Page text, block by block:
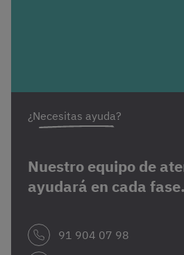
¿Necesitas ayuda?
Nuestro equipo de
ayudará en cada fase.
91 904 07 98